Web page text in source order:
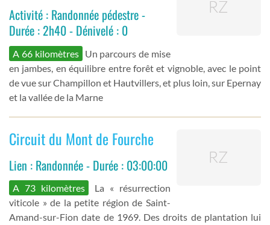
Activité : Randonnée pédestre -
Durée : 2h40 - Dénivelé : 0
A 66 kilomètres Un parcours de mise
en jambes, en équilibre entre forêt et vignoble, avec le point
de vue sur Champillon et Hautvillers, et plus loin, sur Epernay
et la vallée de la Marne
Circuit du Mont de Fourche
Lien : Randonnée - Durée : 03:00:00
A 73 kilomètres
La « résurrection
viticole » de la petite région de Saint-
Amand-sur-Fion date de 1969. Des droits de plantation lui